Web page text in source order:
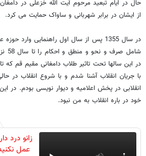
حال در ایام تبعید مرحوم آیت الله خزعلی در
از ایشان در برابر شهربانی و ساواک حمایت می کرد.
در سال 1355 پس از سال اول راهنمایی
در این سالها تحت تاثیر طلاب دامغانی مقیم قم که
با جریان انقلاب آشنا شدم و با شروع انقلاب در
انقلابی در پخش اعلامیه و دیوار نویسی بودم. در
خود در باره انقلاب به من نبود.
زانو درد
عمل